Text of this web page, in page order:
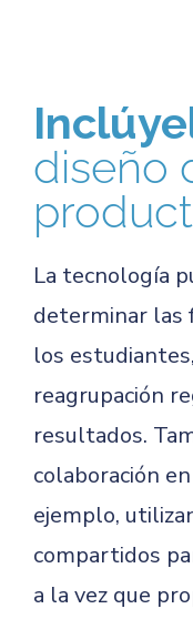
diseño
La tecnología
determinar las
los
reagrupación
resultados.
colaboración
ejemplo,
compartidos
a la vez que